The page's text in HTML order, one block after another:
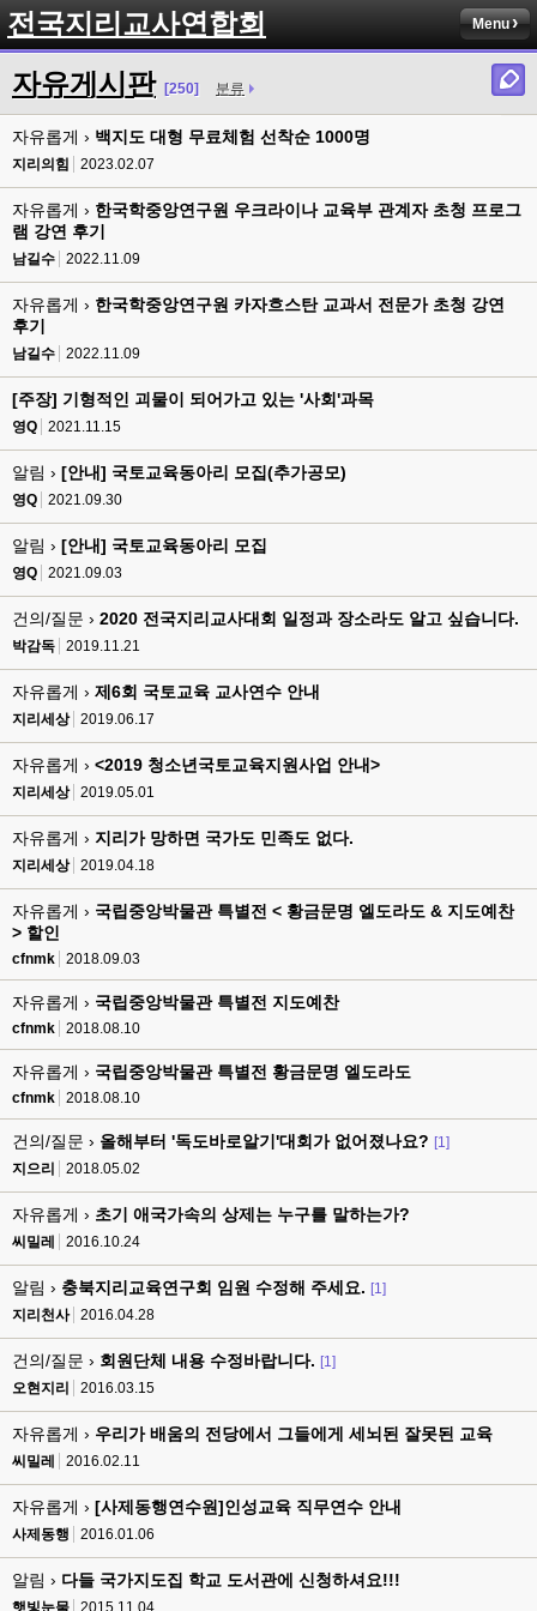
전국지리교사연합회 Menu
자유게시판 [250] 분류
자유롭게 › 백지도 대형 무료체험 선착순 1000명
지리의힘 2023.02.07
자유롭게 › 한국학중앙연구원 우크라이나 교육부 관계자 초청 프로그
램 강연 후기
남길수 2022.11.09
자유롭게 › 한국학중앙연구원 카자흐스탄 교과서 전문가 초청 강연
후기
남길수 2022.11.09
[주장] 기형적인 괴물이 되어가고 있는 '사회'과목
영Q 2021.11.15
알림 › [안내] 국토교육동아리 모집(추가공모)
영Q 2021.09.30
알림 › [안내] 국토교육동아리 모집
영Q 2021.09.03
건의/질문 › 2020 전국지리교사대회 일정과 장소라도 알고 싶습니다.
박감독 2019.11.21
자유롭게 › 제6회 국토교육 교사연수 안내
지리세상 2019.06.17
자유롭게 › <2019 청소년국토교육지원사업 안내>
지리세상 2019.05.01
자유롭게 › 지리가 망하면 국가도 민족도 없다.
지리세상 2019.04.18
자유롭게 › 국립중앙박물관 특별전 < 황금문명 엘도라도 & 지도예찬
> 할인
cfnmk 2018.09.03
자유롭게 › 국립중앙박물관 특별전 지도예찬
cfnmk 2018.08.10
자유롭게 › 국립중앙박물관 특별전 황금문명 엘도라도
cfnmk 2018.08.10
건의/질문 › 올해부터 '독도바로알기'대회가 없어졌나요? [1]
지으리
2018.05.02
자유롭게 › 초기 애국가속의 상제는 누구를 말하는가?
씨밀레 2016.10.24
알림 › 충북지리교육연구회 임원 수정해 주세요. [1]
지리천사
2016.04.28
건의/질문 › 회원단체 내용 수정바랍니다. [1]
오현지리
2016.03.15
자유롭게 › 우리가 배움의 전당에서 그들에게 세뇌된 잘못된 교육
씨밀레 2016.02.11
자유롭게 › [사제동행연수원]인성교육 직무연수 안내
사제동행 2016.01.06
알림 › 다들 국가지도집 학교 도서관에 신청하셔요!!!
햇빛눈물 2015.11.04